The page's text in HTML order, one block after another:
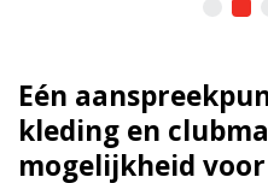
Eén
kleding en
mogelijkheid